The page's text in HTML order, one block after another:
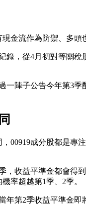
金流作為防禦、多
錄，從4月初對等關
一陣子公告今年第3
00919成分股都是
，收益平準金都會得
率超越第1季、2季。
年第2季收益平準金